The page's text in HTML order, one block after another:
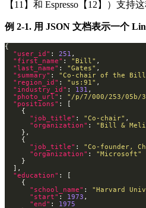
【11】和 Espresso【12】）支持
例 2-1. 用 JSON 文档表示一个
"user_id" : 251
"first_name" : "Bill"
"last_name" : "Gates"
"summary" : "Co-chair of the Bill
"region_id" : "us:91"
"industry_id" : 131
"photo_url" : "/p/7/000/253/05b/
"positions"
"job_title" : "Co-chair"
"organization" : "Bill &
"job_title" : "Co-founder,
"organization" : "Microsoft"
"education"
"school_name" : "Harvard
"start" : 1973
"end" : 1975